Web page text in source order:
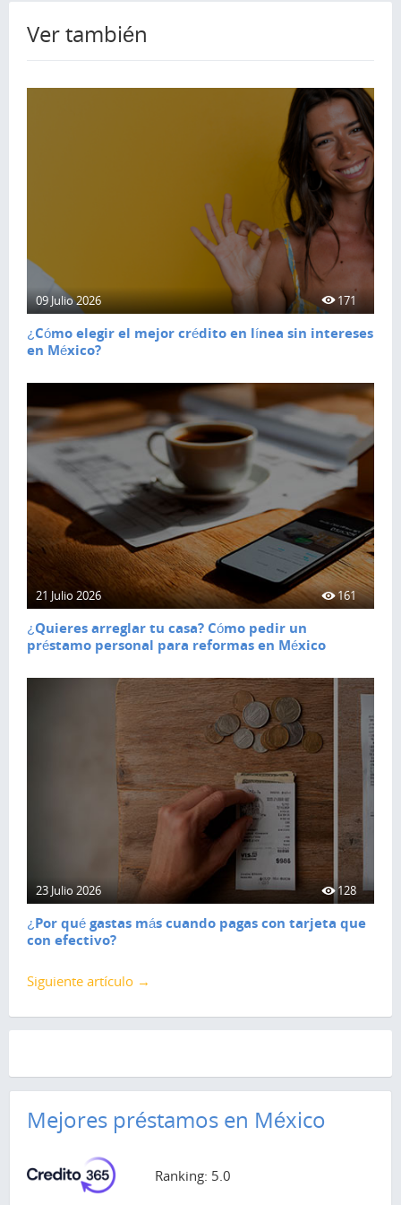
Ver también
09 Julio 2026 171
¿Cómo elegir el mejor crédito en línea sin intereses
en México?
21 Julio 2026 161
¿Quieres arreglar tu casa? Cómo pedir un
préstamo personal para reformas en México
23 Julio 2026 128
¿Por qué gastas más cuando pagas con tarjeta que
con efectivo?
Siguiente artículo →
Mejores préstamos en México
Ranking: 5.0